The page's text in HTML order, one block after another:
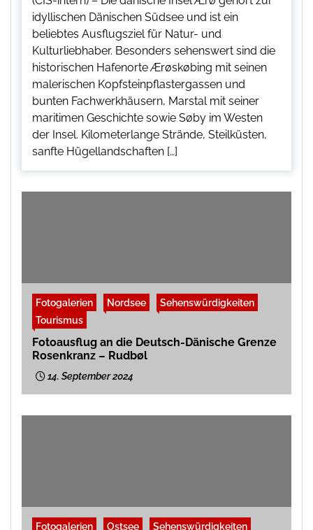
idyllischen Dänischen Südsee und ist ein
beliebtes Ausflugsziel für Natur- und
Kulturliebhaber. Besonders sehenswert sind die
historischen Hafenorte Ærøskøbing mit seinen
malerischen Kopfsteinpflastergassen und
bunten Fachwerkhäusern, Marstal mit seiner
maritimen Geschichte sowie Søby im Westen
der Insel. Kilometerlange Strände, Steilküsten,
sanfte Hügellandschaften […]
Fotogalerien Nordsee
Sehenswürdigkeiten
Tourismus
Fotoausflug an die Deutsch-Dänische Grenze
Rosenkranz – Rudbøl
14. September 2024
Fotogalerien Ostsee
Sehenswürdigkeiten